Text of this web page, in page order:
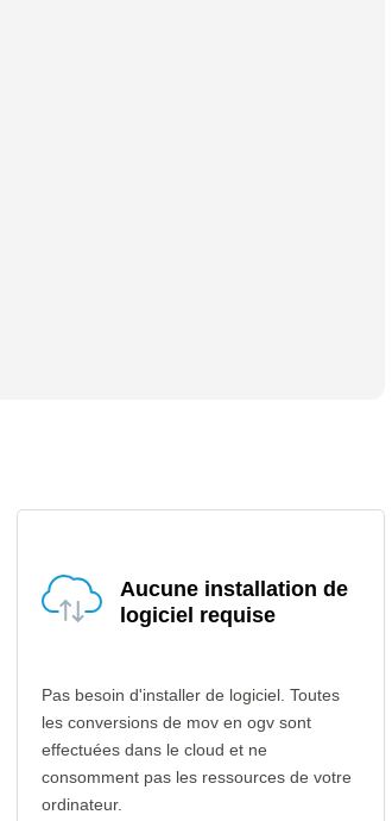
Aucune installation de
logiciel requise
Pas besoin d'installer de logiciel. Toutes
les conversions de mov en ogv sont
effectuées dans le cloud et ne
consomment pas les ressources de votre
ordinateur.